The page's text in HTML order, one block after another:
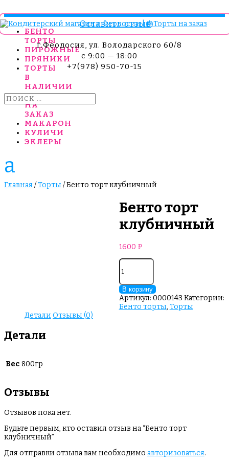
Оставить отзыв
г.Феодосия, ул. Володарского 60/8
c 9:00 — 18:00
+7(978) 950-70-15
БЕНТО
ТОРТЫ
ПИРОЖНЫЕ
ПРЯНИКИ
ТОРТЫ
В
НАЛИЧИИ
ТОРТЫ
НА
ЗАКАЗ
МАКАРОН
КУЛИЧИ
ЭКЛЕРЫ
Главная /Торты / Бенто торт клубничный
Бенто торт
клубничный
1600 ₽
Количество
товара
торт
клубничный
В корзину
Артикул: 0000143 Категории:
Бенто торты, Торты
Детали Отзывы (0)
Детали
Вес 800гр
Отзывы
Отзывов пока нет.
Будьте первым, кто оставил отзыв на “Бенто торт
клубничный”
Для отправки отзыва вам необходимо авторизоваться.